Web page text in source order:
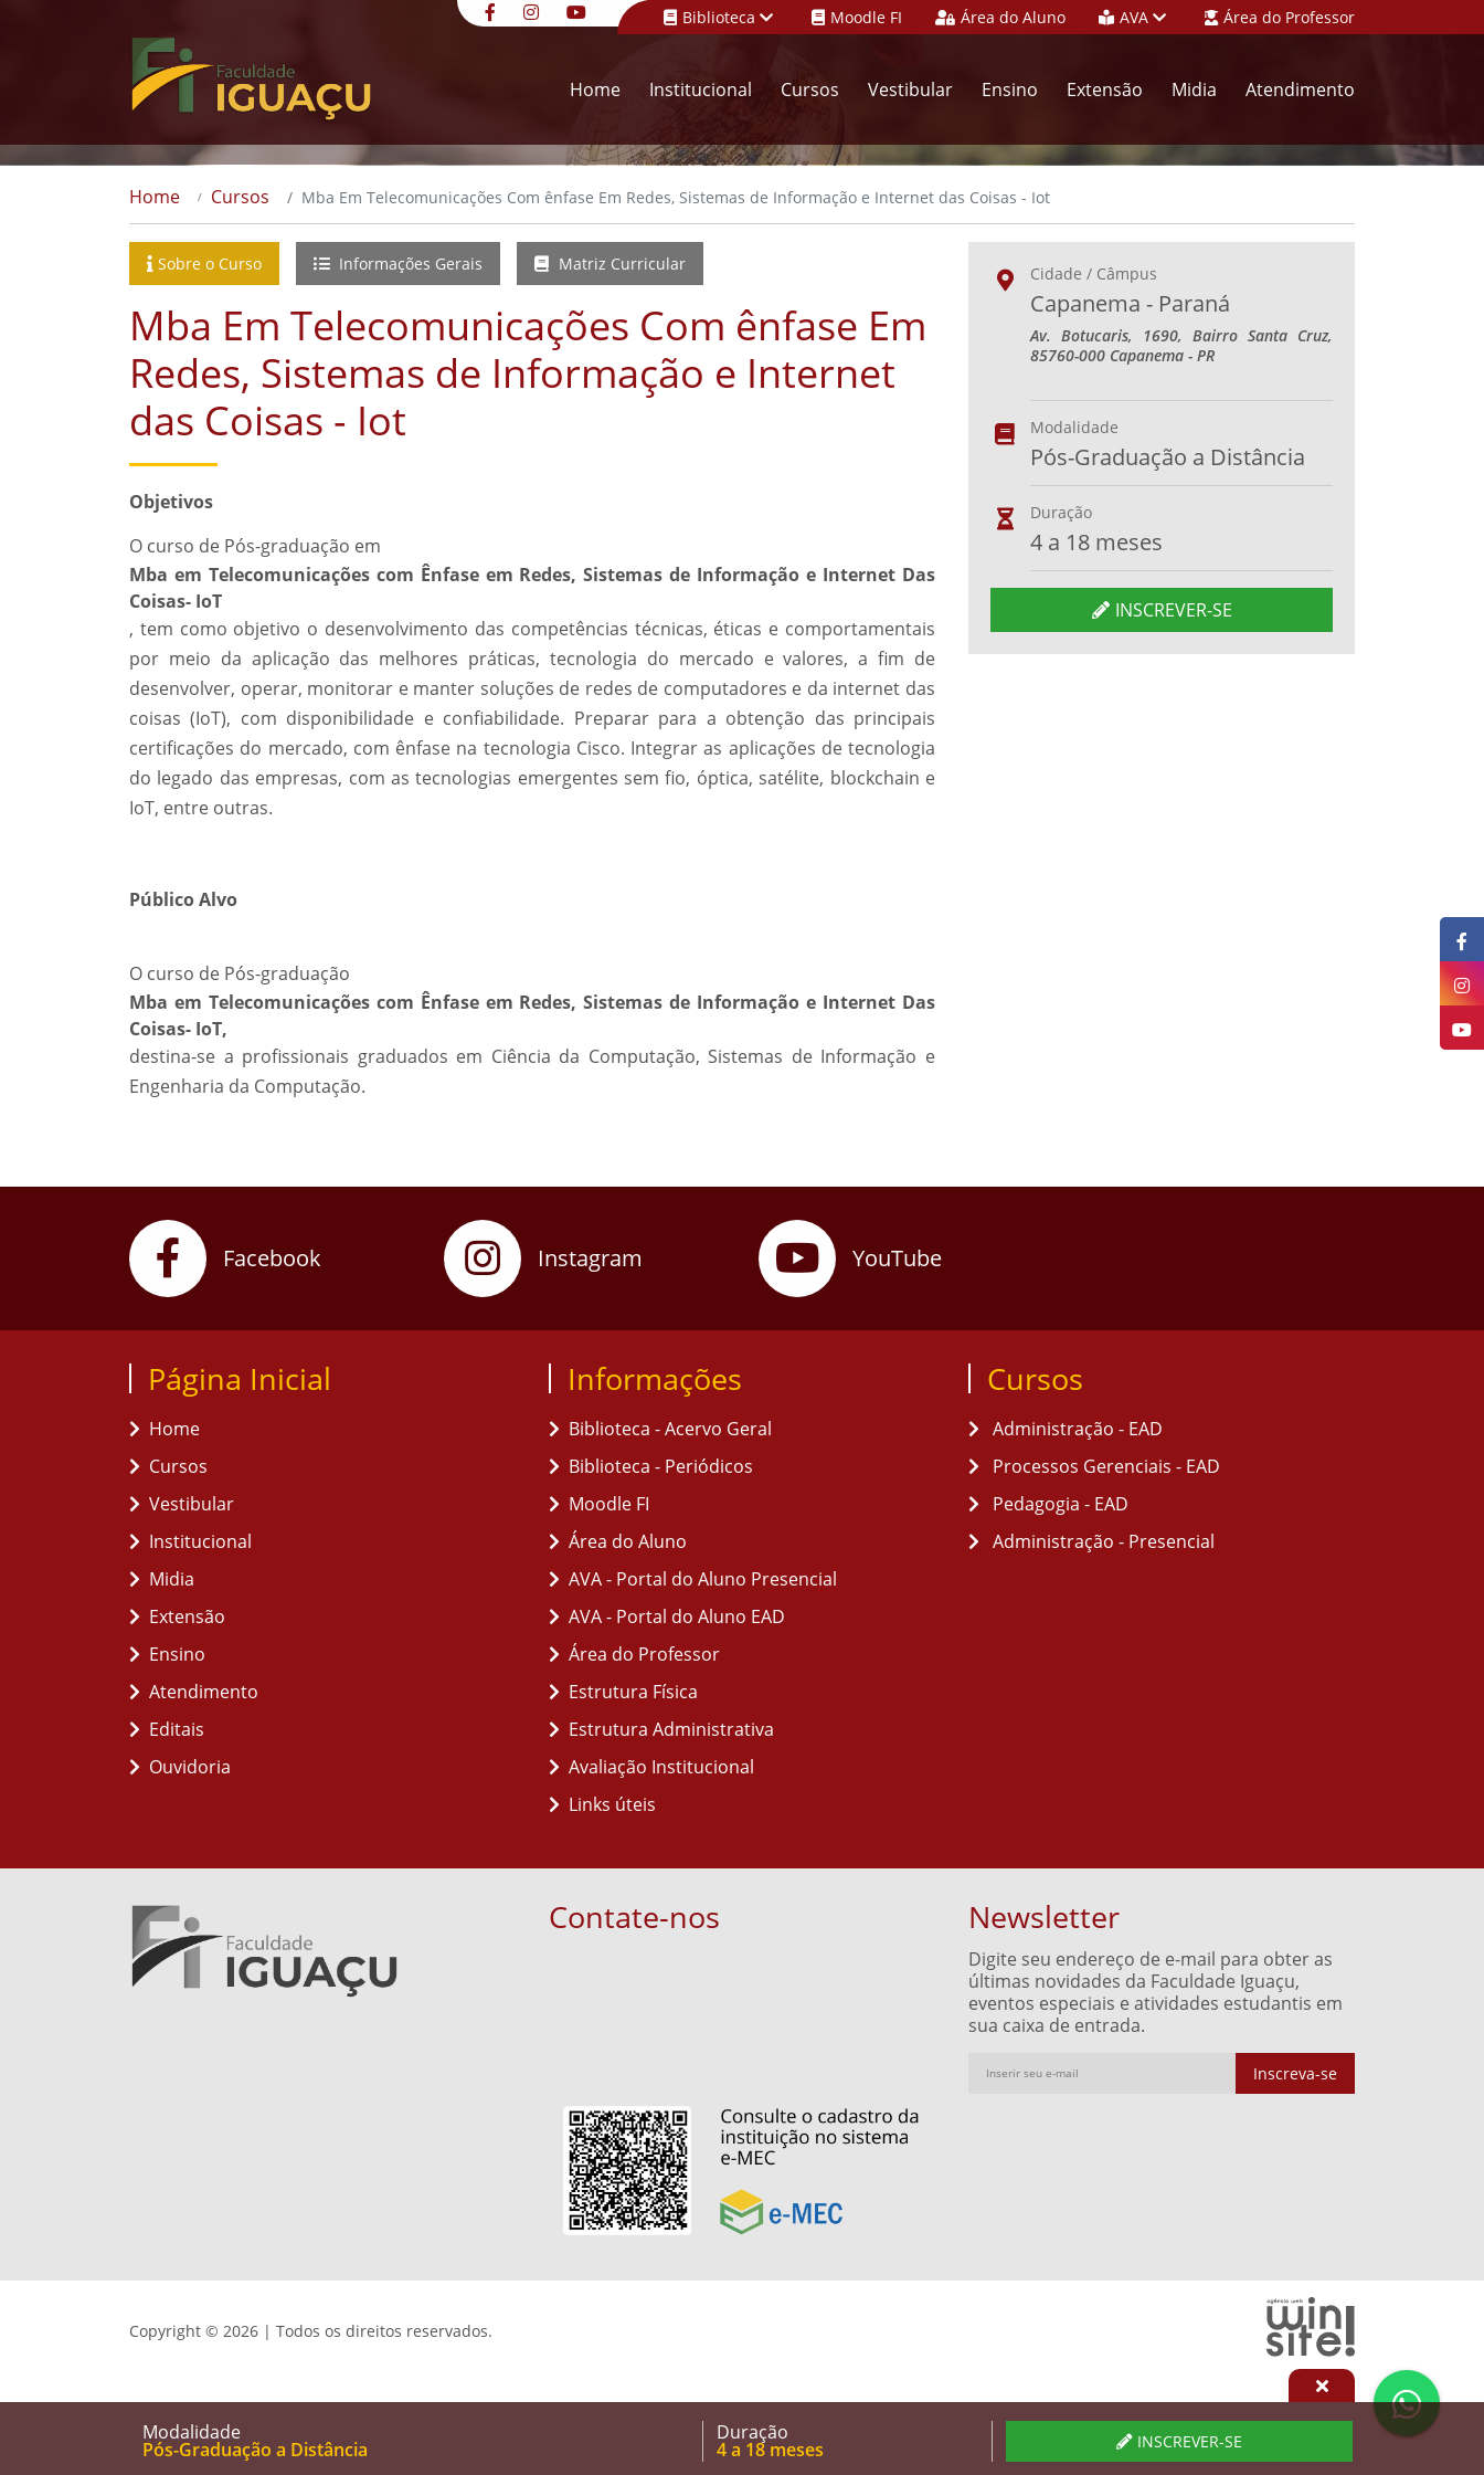
Biblioteca Moodle FI Área do Aluno AVA Área do Professor
Home Institucional Cursos Vestibular Ensino Extensão Midia Atendimento
Home Cursos Mba Em Telecomunicações Com ênfase Em Redes, Sistemas de Informação e Internet das Coisas - Iot
Sobre o Curso Informações Gerais Matriz Curricular
Mba Em Telecomunicações Com ênfase Em
Redes, Sistemas de Informação e Internet
das Coisas - Iot
Objetivos
O curso de Pós-graduação em
Mba em Telecomunicações com Ênfase em Redes, Sistemas de Informação e Internet Das
Coisas- IoT
, tem como objetivo o desenvolvimento das competências técnicas, éticas e comportamentais
por meio da aplicação das melhores práticas, tecnologia do mercado e valores, a fim de
desenvolver, operar, monitorar e manter soluções de redes de computadores e da internet das
coisas (IoT), com disponibilidade e confiabilidade. Preparar para a obtenção das principais
certificações do mercado, com ênfase na tecnologia Cisco. Integrar as aplicações de tecnologia
do legado das empresas, com as tecnologias emergentes sem fio, óptica, satélite, blockchain e
IoT, entre outras.
Público Alvo
O curso de Pós-graduação
Mba em Telecomunicações com Ênfase em Redes, Sistemas de Informação e Internet Das
Coisas- IoT,
destina-se a profissionais graduados em Ciência da Computação, Sistemas de Informação e
Engenharia da Computação.
Cidade / Câmpus
Capanema - Paraná
Av. Botucaris, 1690, Bairro Santa Cruz,
85760-000 Capanema - PR
Modalidade
Pós-Graduação a Distância
Duração
4 a 18 meses
INSCREVER-SE
Modalidade
Pós-Graduação a Distância
Duração
4 a 18 meses INSCREVER-SE
Facebook Instagram YouTube
Página Inicial
Home
Cursos
Vestibular
Institucional
Midia
Extensão
Ensino
Atendimento
Editais
Ouvidoria
Informações
Biblioteca - Acervo Geral
Biblioteca - Periódicos
Moodle FI
Área do Aluno
AVA - Portal do Aluno Presencial
AVA - Portal do Aluno EAD
Área do Professor
Estrutura Física
Estrutura Administrativa
Avaliação Institucional
Links úteis
Cursos
Administração - EAD
Processos Gerenciais - EAD
Pedagogia - EAD
Administração - Presencial
Contate-nos Newsletter
Digite seu endereço de e-mail para obter as
últimas novidades da Faculdade Iguaçu,
eventos especiais e atividades estudantis em
sua caixa de entrada.
Inscreva-se
Copyright © 2026 | Todos os direitos reservados.